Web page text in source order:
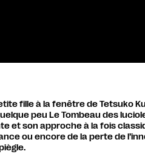
fille à la fenêtre de Tetsuko
peu Le Tombeau des
et son approche à la fois
ou encore de la perte de